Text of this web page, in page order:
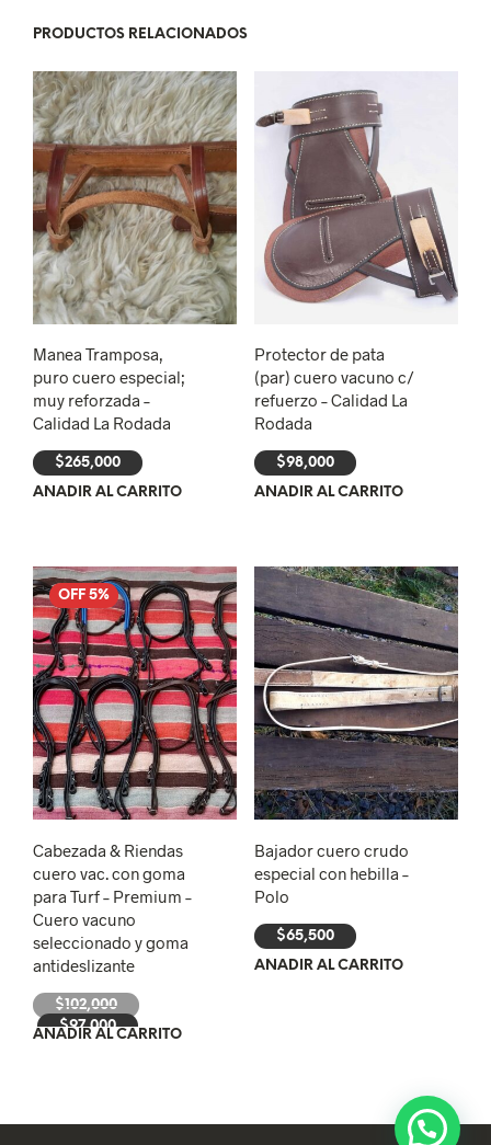
PRODUCTOS RELACIONADOS
Manea Tramposa,
puro cuero especial;
muy reforzada –
Calidad La Rodada
$265,000
AÑADIR AL CARRITO
Protector de pata
(par) cuero vacuno c/
refuerzo – Calidad La
Rodada
$98,000
AÑADIR AL CARRITO
OFF 5%
Cabezada & Riendas
cuero vac. con goma
para Turf – Premium –
Cuero vacuno
seleccionado y goma
antideslizante
$102,000
El
precio
$97,000
El
AÑADIR AL CARRITO
Bajador cuero crudo
especial con hebilla –
Polo
$65,500
AÑADIR AL CARRITO